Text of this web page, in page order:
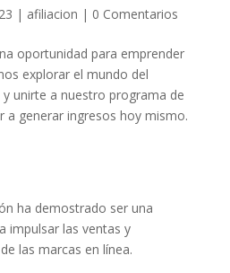
| afiliacion | 0 Comentarios
ha demostrado ser una
impulsar las ventas y
las marcas en línea.